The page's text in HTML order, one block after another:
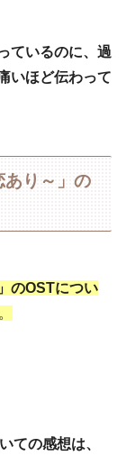
ているのに、過
いほど伝わって
あり～」の
のOSTについ
ての感想は、